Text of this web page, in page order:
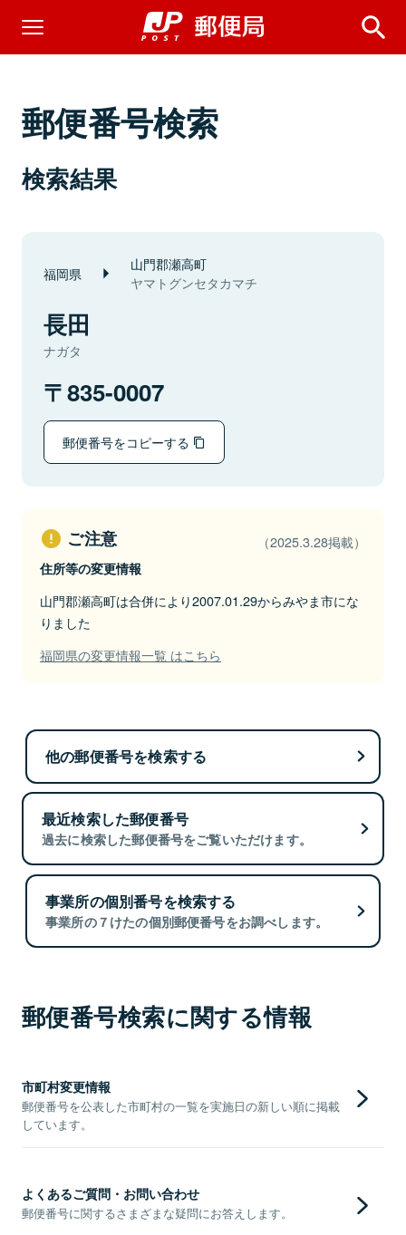
郵便番号検索
検索結果
福岡県 山門郡瀬高町
ヤマトグンセタカマチ
長田
ナガタ
835-0007
郵便番号をコピーする
ご注意 （2025.3.28掲載）
住所等の変更情報
山門郡瀬高町は合併により2007.01.29からみやま市にな
りました
福岡県の変更情報一覧 はこちら
他の郵便番号を検索する
最近検索した郵便番号
過去に検索した郵便番号をご覧いただけます。
事業所の個別番号を検索する
事業所の７けたの個別郵便番号をお調べします。
郵便番号検索に関する情報
市町村変更情報
郵便番号を公表した市町村の一覧を実施日の新しい順に掲載
しています。
よくあるご質問・お問い合わせ
郵便番号に関するさまざまな疑問にお答えします。